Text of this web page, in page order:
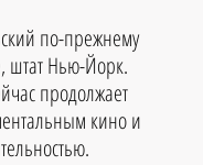
по-прежнему
штат Нью-Йорк.
продолжает
кино и